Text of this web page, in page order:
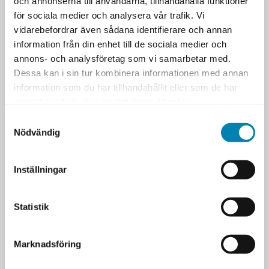
för sociala medier och analysera vår trafik. Vi
vidarebefordrar även sådana identifierare och annan
information från din enhet till de sociala medier och
annons- och analysföretag som vi samarbetar med.
Dessa kan i sin tur kombinera informationen med annan
information som du har tillhandahållit eller som de har
Nödvändig
Inställningar
Statistik
Marknadsföring
LIKNANDE TAGGAR